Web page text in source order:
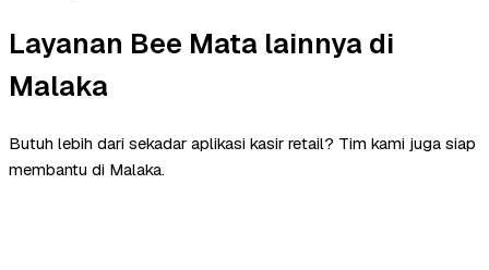
Layanan Bee Mata lainnya di
Malaka
Butuh lebih dari sekadar aplikasi kasir retail? Tim kami juga siap
membantu di Malaka.